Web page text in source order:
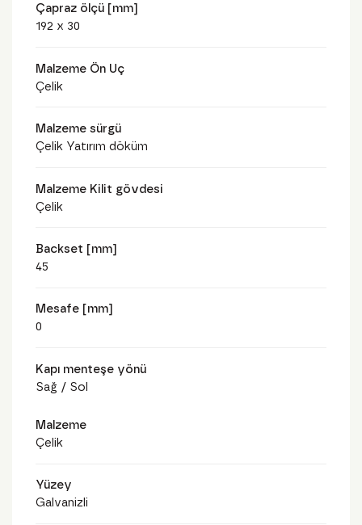
Çapraz ölçü [mm]
192 x 30
Malzeme Ön Uç
Çelik
Malzeme sürgü
Çelik Yatırım döküm
Malzeme Kilit gövdesi
Çelik
Backset [mm]
45
Mesafe [mm]
0
Kapı menteşe yönü
Sağ / Sol
Malzeme
Çelik
Yüzey
Galvanizli